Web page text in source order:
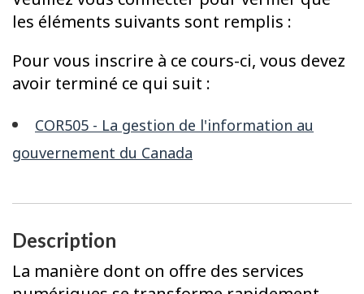
les éléments suivants sont remplis :
Pour vous inscrire à ce cours-ci, vous devez
avoir terminé ce qui suit :
COR505 - La gestion de l'information au
gouvernement du Canada
Description
La manière dont on offre des services